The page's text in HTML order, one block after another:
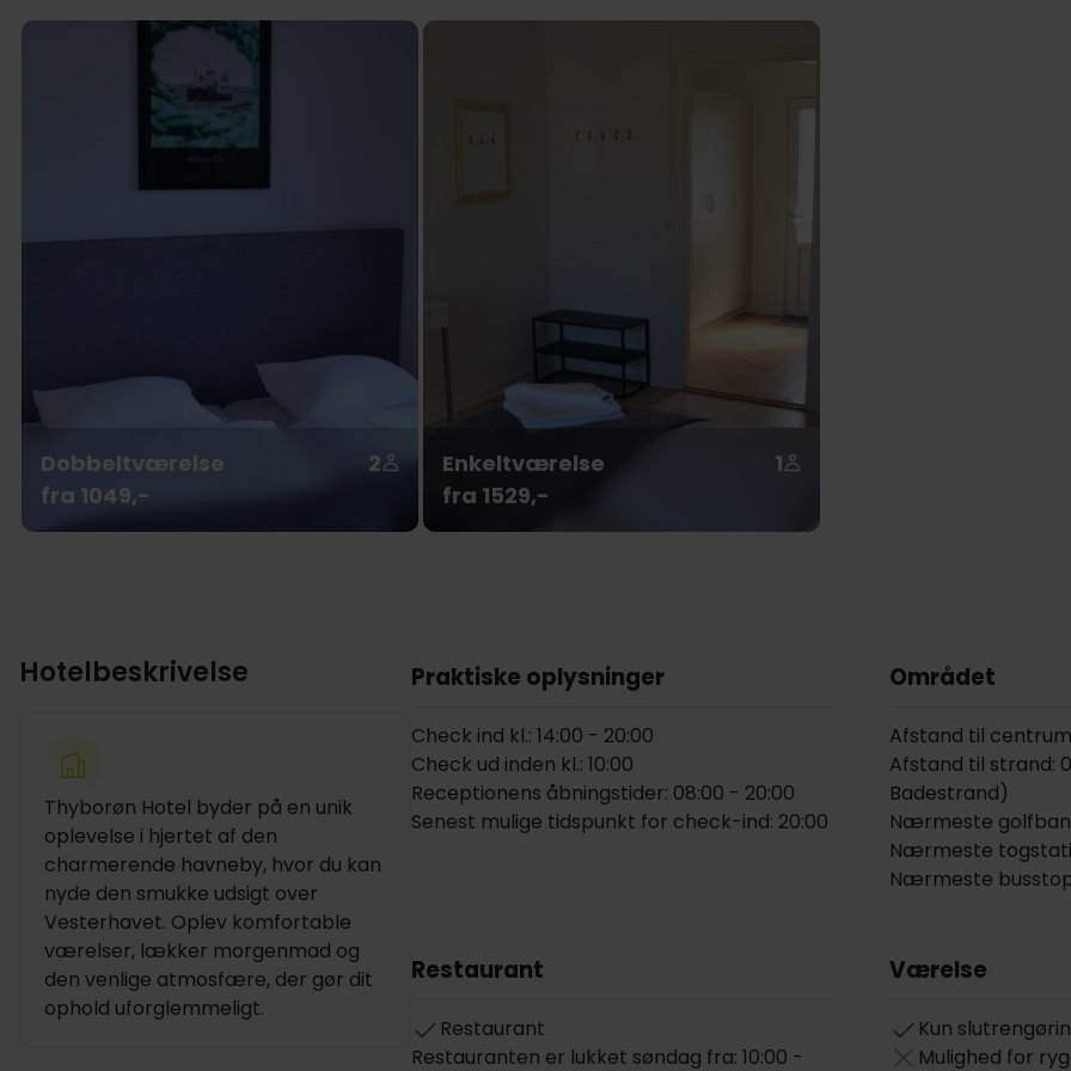
Dobbeltværelse
2
fra 1049,-
Enkeltværelse
1
fra 1529,-
Hotelbeskrivelse
Thyborøn Hotel byder på en unik
oplevelse i hjertet af den
charmerende havneby, hvor du kan
nyde den smukke udsigt over
Vesterhavet. Oplev komfortable
værelser, lækker morgenmad og
den venlige atmosfære, der gør dit
ophold uforglemmeligt.
Praktiske oplysninger
Check ind kl.: 14:00 - 20:00
Check ud inden kl.: 10:00
Receptionens åbningstider: 08:00 - 20:00
Senest mulige tidspunkt for check-ind: 20:00
Området
Afstand til
Afstand til strand:
Badestrand)
Nærmeste
Nærmeste
Nærmeste
Restaurant
Restaurant
Restauranten er lukket søndag fra: 10:00 -
Værelse
Kun
Mulighed for